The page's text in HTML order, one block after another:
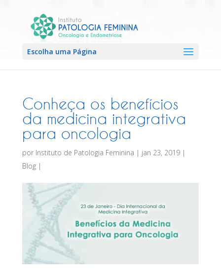
Escolha uma Página
Conheça os benefícios
da medicina integrativa
para oncologia
por Instituto de Patologia Feminina | jan 23, 2019|
Blog|